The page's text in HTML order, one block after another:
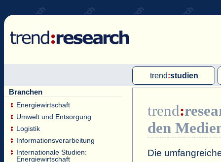
trend:studien
Single-Client-Studien
Internationale Markt Reports
Branchen
Energiewirtschaft
Umwelt und Entsorgung
Logistik
Informationsverarbeitung
Internationale Studien:
Energiewirtschaft
trend:
den
Die